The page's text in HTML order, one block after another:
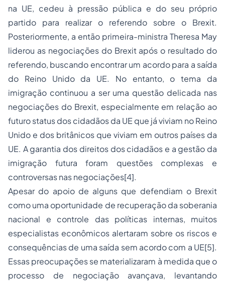
na UE, cedeu à pressão pública e do seu próprio
partido para realizar o referendo sobre o Brexit.
Posteriormente, a então primeira-ministra Theresa May
liderou as negociações do Brexit após o resultado do
referendo, buscando encontrar um acordo para a saída
do Reino Unido da UE. No entanto, o tema da
imigração continuou a ser uma questão delicada nas
negociações do Brexit, especialmente em relação ao
futuro status dos cidadãos da UE que já viviam no Reino
Unido e dos britânicos que viviam em outros países da
UE. A garantia dos direitos dos cidadãos e a gestão da
imigração futura foram questões complexas e
controversas nas negociações[4].
Apesar do apoio de alguns que defendiam o Brexit
como uma oportunidade de recuperação da soberania
nacional e controle das políticas internas, muitos
especialistas econômicos alertaram sobre os riscos e
consequências de uma saída sem acordo com a UE[5].
Essas preocupações se materializaram à medida que o
processo de negociação avançava, levantando